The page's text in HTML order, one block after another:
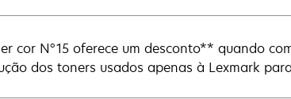
cor N°15 oferece um desconto** quando
dos toners usados apenas à Lexmark